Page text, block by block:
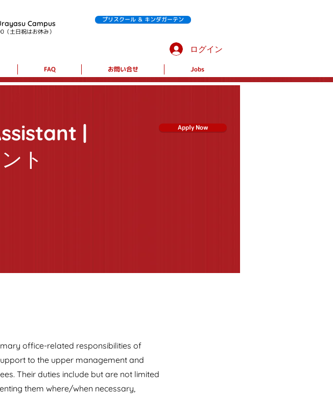
Campus
土日祝はお休み）
プリスクール ＆ キンダガーテン
ログイン
FAQ お問い合せ Jobs
|
ト
Apply Now
office-related responsibilities of
to the upper management and
Their duties include but are not limited
them where/when necessary,